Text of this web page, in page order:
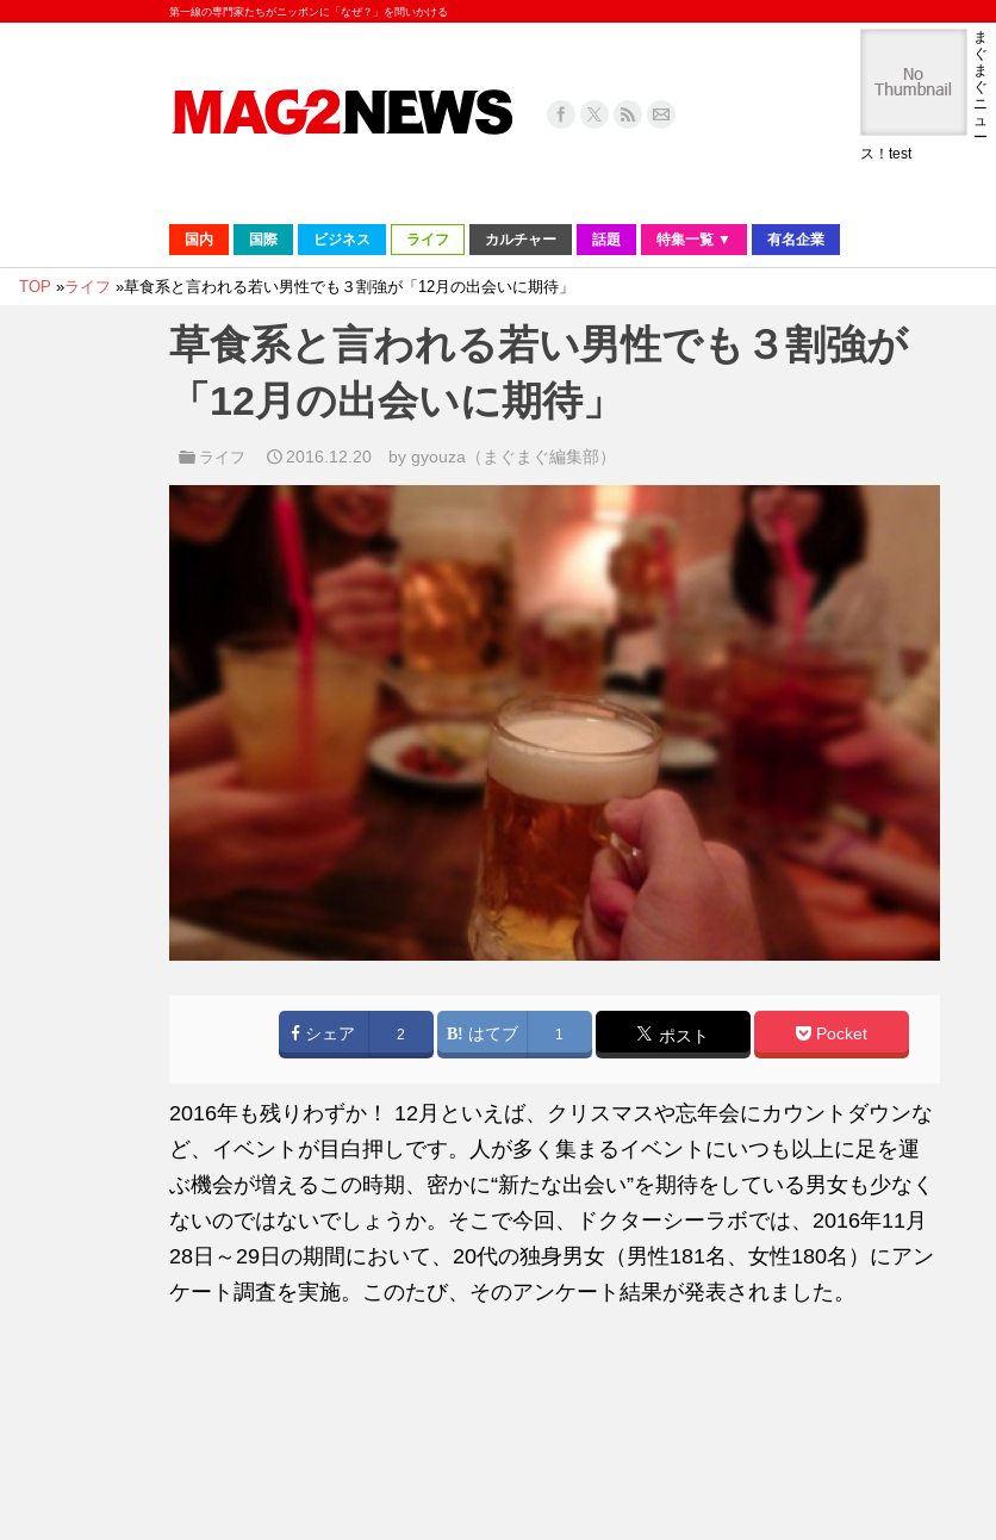
第一線の専門家たちがニッポンに「なぜ？」を問いかける
ま
ぐ
ま
ぐ
ニ
ュ
ー
ス！test
国内 国際 ビジネス ライフ カルチャー 話題 特集一覧 ▼ 有名企業
TOP »ライフ »草食系と言われる若い男性でも３割強が「12月の出会いに期待」
草食系と言われる若い男性でも３割強が
「12月の出会いに期待」
ライフ 2016.12.20 by gyouza（まぐまぐ編集部）
シェア 2 はてブ 1 ポスト Pocket
2016年も残りわずか！ 12月といえば、クリスマスや忘年会にカウントダウンな
ど、イベントが目白押しです。人が多く集まるイベントにいつも以上に足を運
ぶ機会が増えるこの時期、密かに“新たな出会い”を期待をしている男女も少なく
ないのではないでしょうか。そこで今回、ドクターシーラボでは、2016年11月
28日～29日の期間において、20代の独身男女（男性181名、女性180名）にアン
ケート調査を実施。このたび、そのアンケート結果が発表されました。